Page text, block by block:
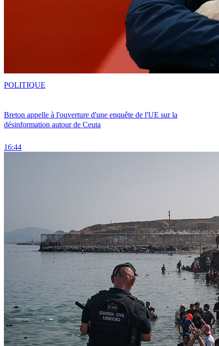
Breton appelle à l'ouverture d'une enquête de l'UE sur la
désinformation autour de Ceuta
16:44
POLITIQUE